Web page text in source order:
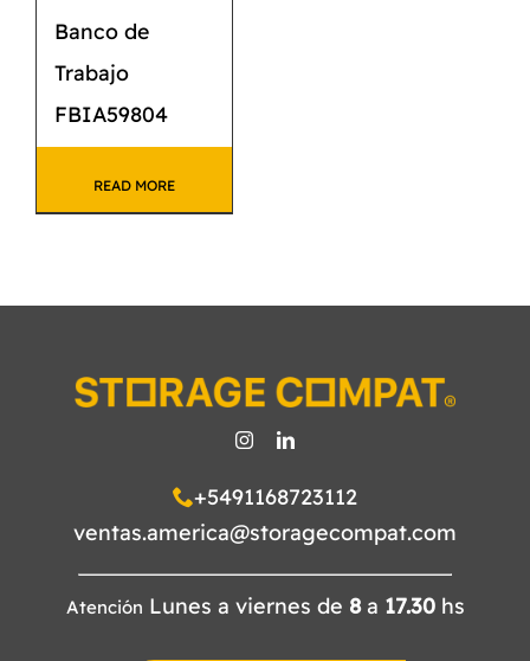
Banco de
Trabajo
FBIA59804
READ MORE
+5491168723112
ventas.america@storagecompat.com
Atención Lunes a viernes de 8a 17.30hs